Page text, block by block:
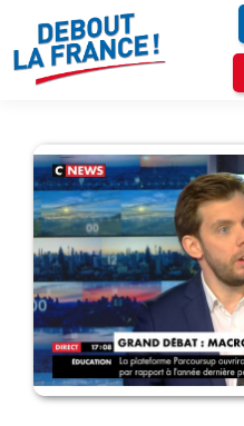
Panneau de gestion des cookies